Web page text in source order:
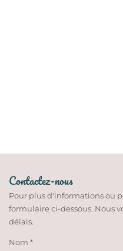
Contactez-nous
Pour plus d'informations ou
formulaire ci-dessous. Nous
délais.
Nom *